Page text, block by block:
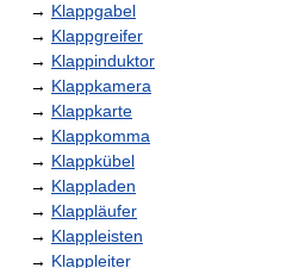
→ Klappgabel
→ Klappgreifer
→ Klappinduktor
→ Klappkamera
→ Klappkarte
→ Klappkomma
→ Klappkübel
→ Klappladen
→ Klappläufer
→ Klappleisten
→ Klappleiter